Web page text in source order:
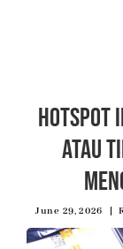
Hotspot
atau
June 29, 2026